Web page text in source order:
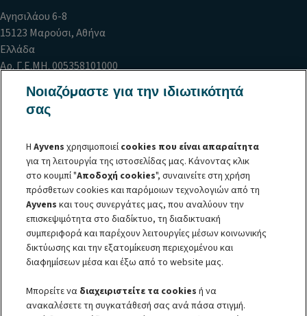
Αγησιλάου 6-8
15123 Μαρούσι, Αθήνα
Ελλάδα
Αρ. Γ.Ε.ΜΗ. 005358101000
Αρ. ΜΗΤΕ 0259E81000695401
Πολιτική Cookies
Δήλωση περί απορρήτου
Φόρμα Προστασίας Προσωπικών Δεδομένων
Κώδικας Δεοντολογίας
Πολιτική Διαχείρισης Παράπονων
Eσωτερικός Δίαυλος Αναφοράς (Whistle Blowing)
Όροι και προϋποθέσεις
Φιλικός Διακανονισμός και Προσωπικά Δεδομένα
Sustainable Procurement Charter
Societe Generale
Νοιαζόμαστε για την ιδιωτικότητά
σας
ΗAyvens χρησιμοποιεί cookies που είναι απαραίτητα
για τη λειτουργία της ιστοσελίδας μας. Κάνοντας κλικ
στο κουμπί "Αποδοχή cookies", συναινείτε στη χρήση
πρόσθετων cookies και παρόμοιων τεχνολογιών από τη
Ayvens και τους συνεργάτες μας, που αναλύουν την
επισκεψιμότητα στο διαδίκτυο, τη διαδικτυακή
συμπεριφορά και παρέχουν λειτουργίες μέσων κοινωνικής
δικτύωσης και την εξατομίκευση περιεχομένου και
διαφημίσεων μέσα και έξω από το website μας.
Μπορείτε να διαχειριστείτε τα cookies ή να
ανακαλέσετε τη συγκατάθεσή σας ανά πάσα στιγμή.